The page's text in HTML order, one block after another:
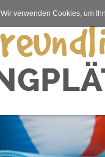
Wir verwenden Cookies, um